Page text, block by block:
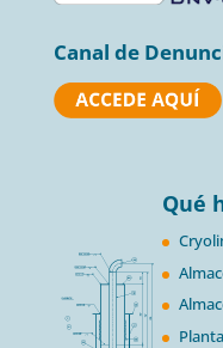
Canal de
Qué